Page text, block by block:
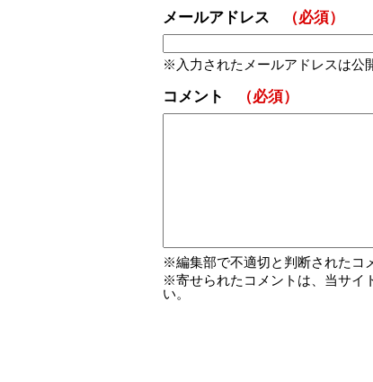
メールアドレス （必須）
入力されたメールアドレスは公
コメント （必須）
編集部で不適切と判断されたコ
寄せられたコメントは、当サイ
い。